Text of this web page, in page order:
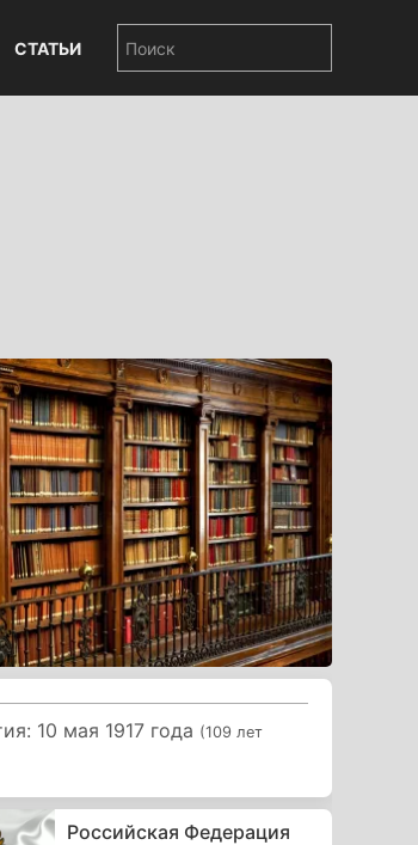
СТАТЬИ
10 мая 1917 года (109 лет
Российская Федерация